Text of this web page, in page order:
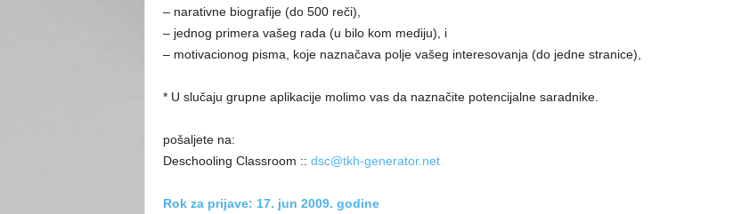
– narativne biografije (do 500 reči),
– jednog primera vašeg rada (u bilo kom mediju), i
– motivacionog pisma, koje naznačava polje vašeg interesovanja (do jedne stranice),
* U slučaju grupne aplikacije molimo vas da naznačite potencijalne saradnike.
pošaljete na:
Deschooling Classroom :: dsc@tkh-generator.net
Rok za prijave: 17. jun 2009. godine